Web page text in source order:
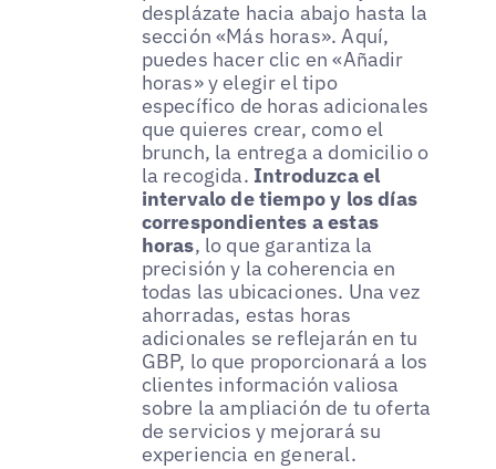
desplázate hacia abajo hasta la
sección «Más horas». Aquí,
puedes hacer clic en «Añadir
horas» y elegir el tipo
específico de horas adicionales
que quieres crear, como el
brunch, la entrega a domicilio o
la recogida. Introduzca el
intervalo de tiempo y los días
correspondientes a estas
horas, lo que garantiza la
precisión y la coherencia en
todas las ubicaciones. Una vez
ahorradas, estas horas
adicionales se reflejarán en tu
GBP, lo que proporcionará a los
clientes información valiosa
sobre la ampliación de tu oferta
de servicios y mejorará su
experiencia en general.